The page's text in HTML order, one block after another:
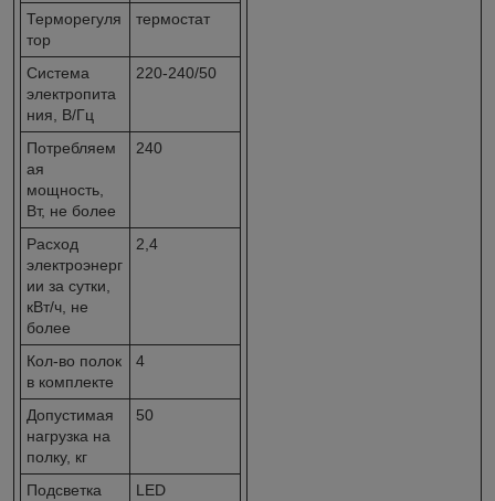
Терморегуля
тор
термостат
Система
электропита
ния, В/Гц
220-240/50
Потребляем
ая
мощность,
Вт, не более
240
Расход
электроэнерг
ии за сутки,
кВт/ч, не
более
2,4
Кол-во полок
в комплекте
4
Допустимая
нагрузка на
полку, кг
50
Подсветка
LED